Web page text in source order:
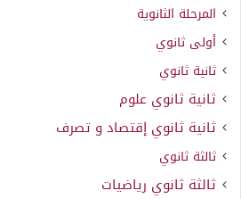
المرحلة الثانوية
أولى ثانوي
ثانية ثانوي
ثانية ثانوي علوم
ثانية ثانوي إقتصاد و تصرف
ثالثة ثانوي
ثالثة ثانوي رياضيات